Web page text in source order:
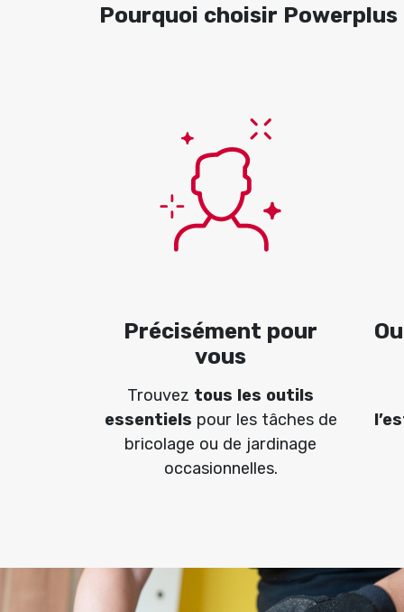
Pourquoi choisir Powerplus
Précisément pour
vous
Trouvez tous les outils
essentiels pour les tâches de
bricolage ou de jardinage
occasionnelles.